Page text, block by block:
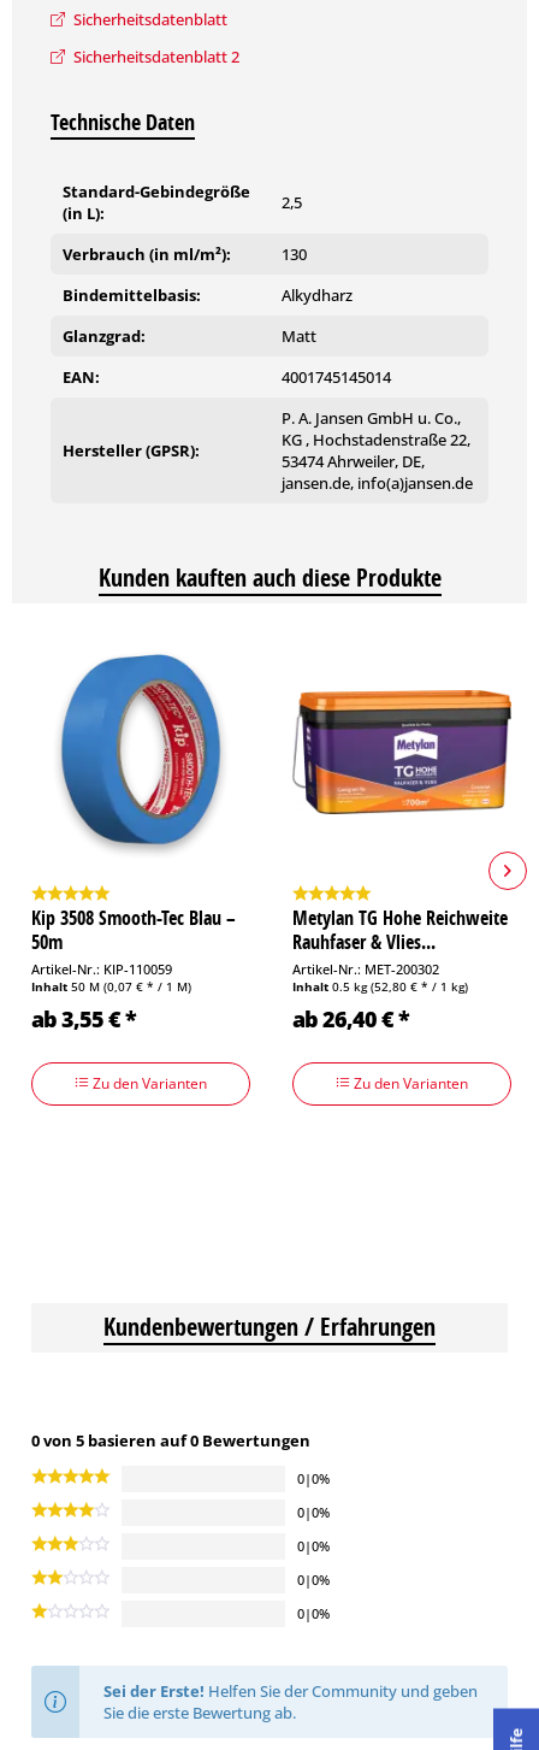
Sicherheitsdatenblatt
Sicherheitsdatenblatt 2
Technische Daten
Standard-Gebindegröße
(in L):
2,5
Verbrauch (in ml/m²):
130
Bindemittelbasis:
Alkydharz
Glanzgrad:
Matt
EAN:
4001745145014
Hersteller (GPSR):
P. A. Jansen GmbH u. Co.,
KG , Hochstadenstraße 22,
53474 Ahrweiler, DE,
jansen.de, info(a)jansen.de
Kunden kauften auch diese Produkte
Kip 3508 Smooth-Tec Blau –
50m
Artikel-Nr.: KIP-110059
Inhalt 50 M (0,07 € * / 1 M)
ab 3,55 € *
Zu den Varianten
Metylan TG Hohe Reichweite
Rauhfaser & Vlies...
Artikel-Nr.: MET-200302
Inhalt 0.5 kg(52,80 € * / 1 kg)
ab 26,40 € *
Zu den Varianten
Kundenbewertungen / Erfahrungen
0 von 5 basieren auf 0 Bewertungen
0|0%
0|0%
0|0%
0|0%
0|0%
Sei der Erste! Helfen Sie der Community und geben
Sie die erste Bewertung ab.